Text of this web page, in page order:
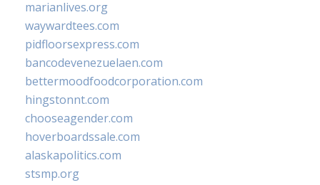
marianlives.org
waywardtees.com
pidfloorsexpress.com
bancodevenezuelaen.com
bettermoodfoodcorporation.com
hingstonnt.com
chooseagender.com
hoverboardssale.com
alaskapolitics.com
stsmp.org